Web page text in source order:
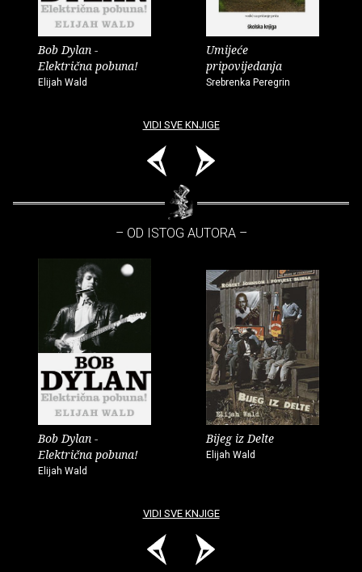
Bob Dylan -
Električna pobuna!
Elijah Wald
Umijeće
pripovijedanja
Srebrenka Peregrin
VIDI SVE KNJIGE
– OD ISTOG AUTORA –
Bob Dylan -
Električna pobuna!
Elijah Wald
Bijeg iz Delte
Elijah Wald
VIDI SVE KNJIGE